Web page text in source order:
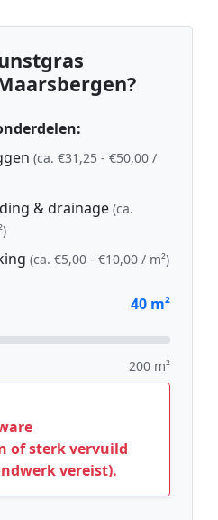
(ca. €31,25 - €50,00 /
& drainage (ca.
(ca. €5,00 - €10,00 / m²)
40 m²
200 m²
of sterk vervuild
vereist).